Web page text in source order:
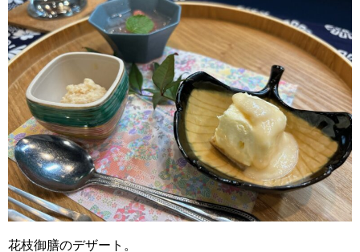
花枝御膳のデザート。